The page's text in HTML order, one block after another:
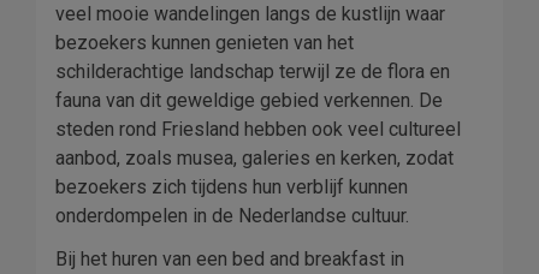
veel mooie wandelingen langs de kustlijn waar
bezoekers kunnen genieten van het
schilderachtige landschap terwijl ze de flora en
fauna van dit geweldige gebied verkennen. De
steden rond Friesland hebben ook veel cultureel
aanbod, zoals musea, galeries en kerken, zodat
bezoekers zich tijdens hun verblijf kunnen
onderdompelen in de Nederlandse cultuur.
Bij het huren van een bed and breakfast in